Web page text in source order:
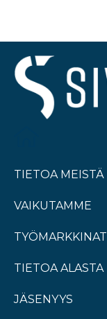
TIETOA MEISTÄ
VAIKUTAMME
TYÖMARKKINAT
TIETOA ALASTA
JÄSENYYS